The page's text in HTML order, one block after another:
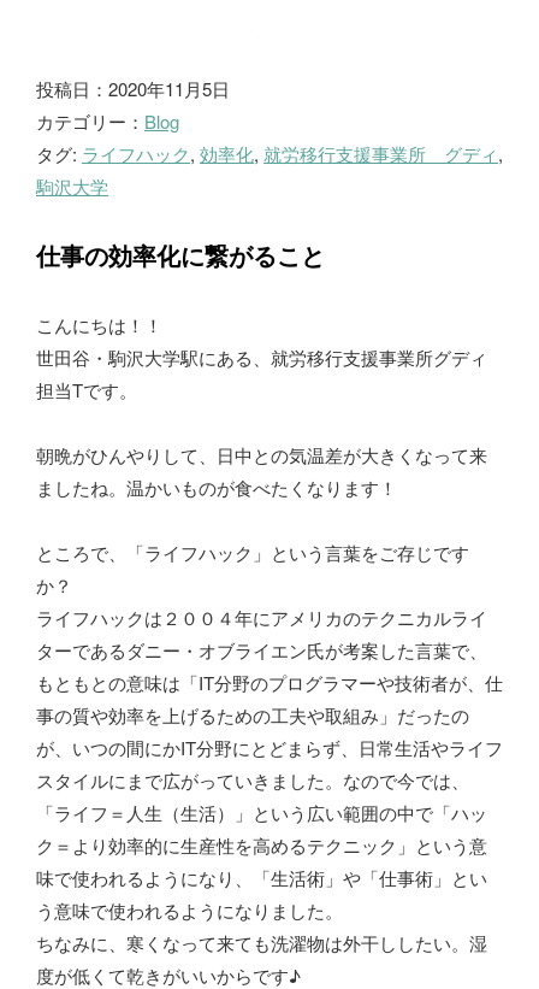
ブ
ロ
グ
投稿日：2020年11月5日
カテゴリー： Blog
タグ: ライフハック, 効率化, 就労移行支援事業所 グディ,
駒沢大学
仕事の効率化に繋がること
こんにちは！！
世田谷・駒沢大学駅にある、就労移行支援事業所グディ
担当Tです。
朝晩がひんやりして、日中との気温差が大きくなって来
ましたね。温かいものが食べたくなります！
ところで、「ライフハック」という言葉をご存じです
か？
ライフハックは２００４年にアメリカのテクニカルライ
ターであるダニー・オブライエン氏が考案した言葉で、
もともとの意味は「IT分野のプログラマーや技術者が、仕
事の質や効率を上げるための工夫や取組み」だったの
が、いつの間にかIT分野にとどまらず、日常生活やライフ
スタイルにまで広がっていきました。なので今では、
「ライフ＝人生（生活）」という広い範囲の中で「ハッ
ク＝より効率的に生産性を高めるテクニック」という意
味で使われるようになり、「生活術」や「仕事術」とい
う意味で使われるようになりました。
ちなみに、寒くなって来ても洗濯物は外干ししたい。湿
度が低くて乾きがいいからです♪